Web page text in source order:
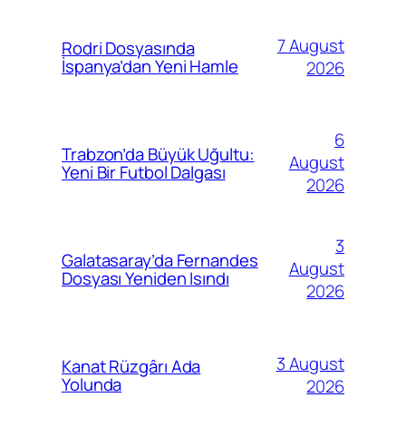
Rodri Dosyasında
İspanya’dan Yeni Hamle
7 August
2026
Trabzon’da Büyük Uğultu:
Yeni Bir Futbol Dalgası
6
August
2026
Galatasaray’da Fernandes
Dosyası Yeniden Isındı
3
August
2026
Kanat Rüzgârı Ada
Yolunda
3 August
2026